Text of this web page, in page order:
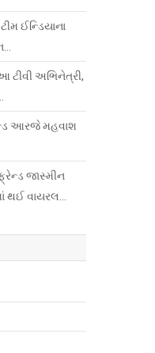
ઈન્ડિયાના
ટીવી અભિનેત્રી,
આરજે મહવાશ
જાસ્મીન
થઈ વાયરલ…